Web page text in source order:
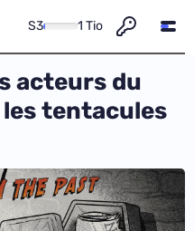
S3 1 Tio
acteurs du
tentacules